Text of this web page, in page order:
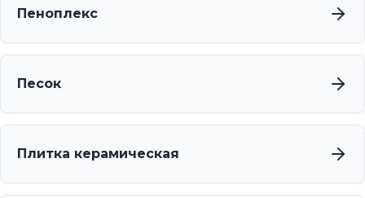
Пеноплекс
Песок
Плитка керамическая